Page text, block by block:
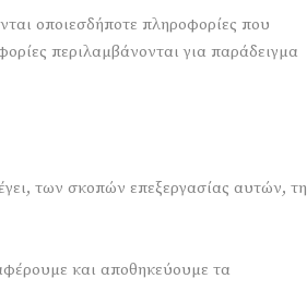
οποιεσδήποτε πληροφορίες που
περιλαμβάνονται για παράδειγμα
των σκοπών επεξεργασίας αυτών, τη
και αποθηκεύουμε τα